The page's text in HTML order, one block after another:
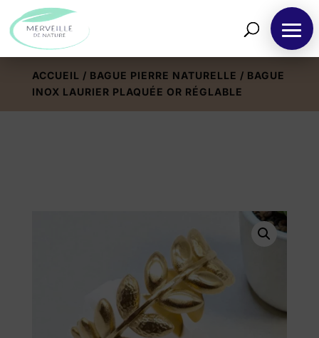
ACCUEIL / BAGUE PIERRE NATURELLE / BAGUE
INOX LAURIER PLAQUÉE OR RÉGLABLE